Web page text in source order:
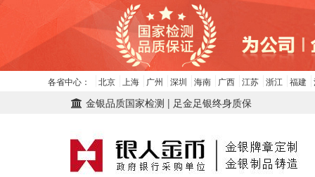
各省中心： 北京 上海 广州 深圳 海南 广西 江苏 浙江 福建
金银品质国家检测 | 足金足银终身质保